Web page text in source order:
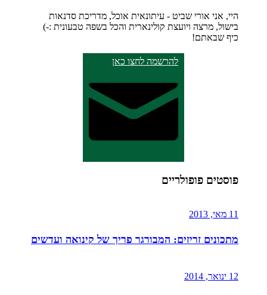
היי, אני אורי שביט - עיתונאית אוכל, מדריכת סדנאות
בישול, מרצה ויועצת קולינארית והכל בשפה טבעונית :-)
כיף שבאתם!
להרשמה לחצו כאן
פוסטים פופולריים
11 מאי, 2013
מתכונים זריזים: המבורגר פריך של קינואה ועדשים
12 ינואר, 2014